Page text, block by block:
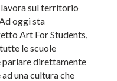
lavora sul territorio
oggi sta
Art For Students,
le scuole
parlare direttamente
una cultura che